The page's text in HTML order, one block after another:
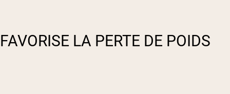
FAVORISE LA PERTE DE POIDS